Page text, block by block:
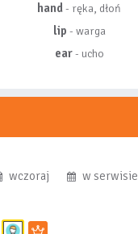
hand- ręka, dłoń
lip - warga
ear- ucho
wczoraj w serwisie